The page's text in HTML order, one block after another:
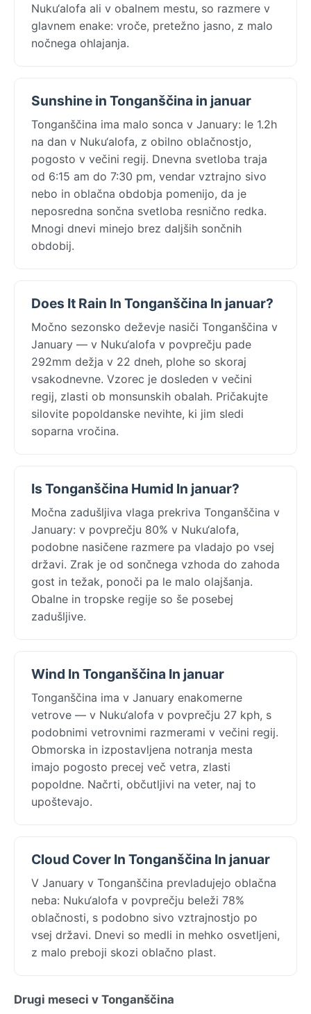
Nuku‘alofa ali v obalnem mestu, so razmere v
glavnem enake: vroče, pretežno jasno, z malo
nočnega ohlajanja.
Sunshine in Tonganščina in januar
Tonganščina ima malo sonca v January: le 1.2h
na dan v Nuku‘alofa, z obilno oblačnostjo,
pogosto v večini regij. Dnevna svetloba traja
od 6:15 am do 7:30 pm, vendar vztrajno sivo
nebo in oblačna obdobja pomenijo, da je
neposredna sončna svetloba resnično redka.
Mnogi dnevi minejo brez daljših sončnih
obdobij.
Does It Rain In Tonganščina In januar?
Močno sezonsko deževje nasiči Tonganščina v
January — v Nuku‘alofa v povprečju pade
292mm dežja v 22 dneh, plohe so skoraj
vsakodnevne. Vzorec je dosleden v večini
regij, zlasti ob monsunskih obalah. Pričakujte
silovite popoldanske nevihte, ki jim sledi
soparna vročina.
Is Tonganščina Humid In januar?
Močna zadušljiva vlaga prekriva Tonganščina v
January: v povprečju 80% v Nuku‘alofa,
podobne nasičene razmere pa vladajo po vsej
državi. Zrak je od sončnega vzhoda do zahoda
gost in težak, ponoči pa le malo olajšanja.
Obalne in tropske regije so še posebej
zadušljive.
Wind In Tonganščina In januar
Tonganščina ima v January enakomerne
vetrove — v Nuku‘alofa v povprečju 27 kph, s
podobnimi vetrovnimi razmerami v večini regij.
Obmorska in izpostavljena notranja mesta
imajo pogosto precej več vetra, zlasti
popoldne. Načrti, občutljivi na veter, naj to
upoštevajo.
Cloud Cover In Tonganščina In januar
V January v Tonganščina prevladujejo oblačna
neba: Nuku‘alofa v povprečju beleži 78%
oblačnosti, s podobno sivo vztrajnostjo po
vsej državi. Dnevi so medli in mehko osvetljeni,
z malo preboji skozi oblačno plast.
Drugi meseci v Tonganščina